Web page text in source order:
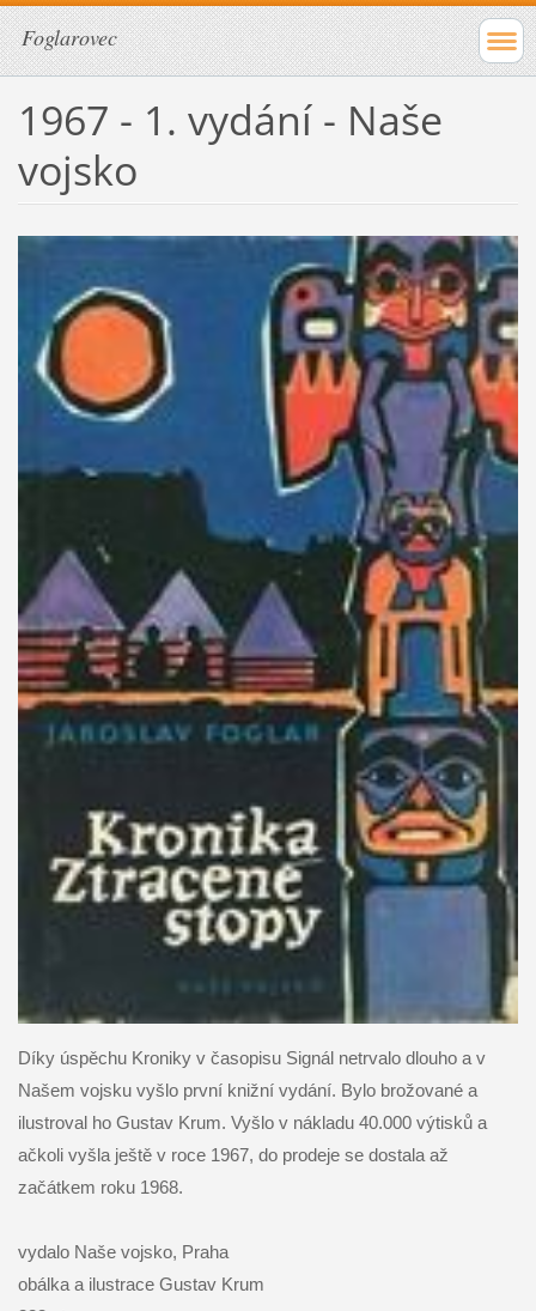
Foglarovec
1967 - 1. vydání - Naše
vojsko
Díky úspěchu Kroniky v časopisu Signál netrvalo dlouho a v
Našem vojsku vyšlo první knižní vydání. Bylo brožované a
ilustroval ho Gustav Krum. Vyšlo v nákladu 40.000 výtisků a
ačkoli vyšla ještě v roce 1967, do prodeje se dostala až
začátkem roku 1968.
vydalo Naše vojsko, Praha
obálka a ilustrace Gustav Krum